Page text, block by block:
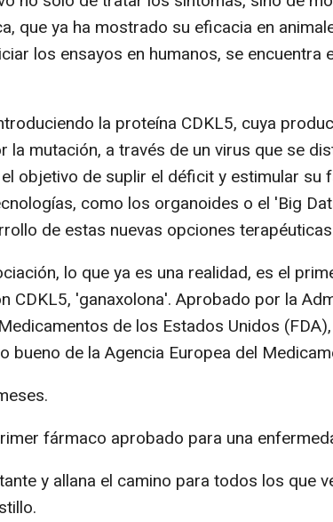
que ya ha mostrado su eficacia en
los ensayos en humanos, se encuentra
la proteína CDKL5, cuya
la mutación, a través de un virus que se
objetivo de suplir el déficit y estimular su
como los organoides o el 'Big
de estas nuevas opciones
lo que ya es una realidad, es el
CDKL5, 'ganaxolona'. Aprobado por la
de los Estados Unidos
bueno de la Agencia Europea del
fármaco aprobado para una
y allana el camino para todos los que